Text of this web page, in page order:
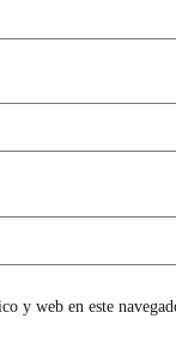
y web en este